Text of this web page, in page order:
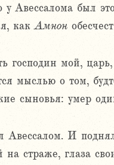
у Авессалома был
какАмнон
господин мой,
мыслью о том,
сыновья: умер
Авессалом. И
на страже, глаза